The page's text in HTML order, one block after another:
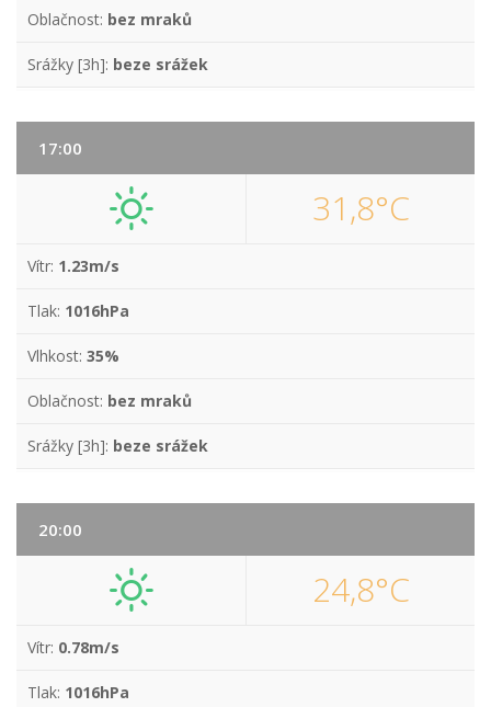
Oblačnost: bez mraků
Srážky [3h]: beze srážek
17:00
31,8°C
Vítr: 1.23m/s
Tlak: 1016hPa
Vlhkost: 35%
Oblačnost: bez mraků
Srážky [3h]: beze srážek
20:00
24,8°C
Vítr: 0.78m/s
Tlak: 1016hPa